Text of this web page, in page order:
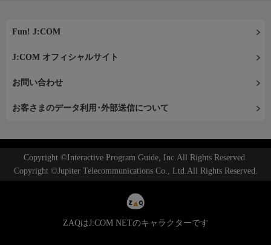
Fun! J:COM
J:COM オフィシャルサイト
お問い合わせ
お客さまのデータ利用･外部送信について
Copyright ©Interactive Program Guide, Inc.All Rights Reserved.
Copyright ©Jupiter Telecommunications Co., Ltd.All Rights Reserved.
ZAQはJ:COM NETのキャラクターです